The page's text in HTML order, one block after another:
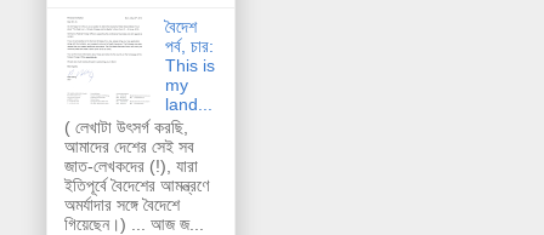
বৈদেশ
পর্ব, চার:
This is
my
land...
( লেখাটা উৎসর্গ করছি,
আমাদের দেশের সেই সব
জাত-লেখকদের (!), যারা
ইতিপূর্বে বৈদেশের আমন্ত্রণে
অমর্যাদার সঙ্গে বৈদেশে
গিয়েছেন।) ... আজ জ...